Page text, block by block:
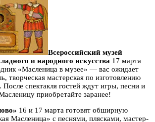
Всероссийский музей
и народного искусства 17 марта
«Масленица в музее» — вас ожидает
творческая мастерская по изготовлению
спектакля гостей ждут игры, песни и
приобретайте заранее!
16 и 17 марта готовят обширную
Масленица» с песнями, плясками, мастер-